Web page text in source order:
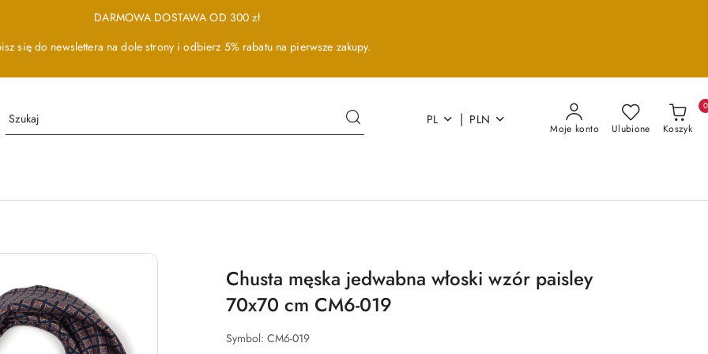
DARMOWA DOSTAWA OD 300 zł
się do newslettera na dole strony i odbierz 5% rabatu na pierwsze zakupy.
PL | PLN
Moje konto Ulubione Koszyk
0
Chusta męska jedwabna włoski wzór paisley
70x70 cm CM6-019
Symbol: CM6-019